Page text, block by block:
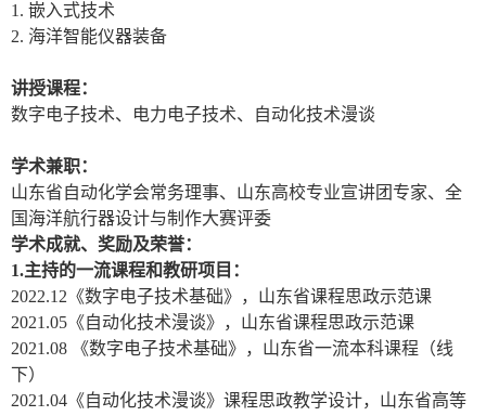
1. 嵌入式技术
2. 海洋智能仪器装备
讲授课程：
数字电子技术、电力电子技术、自动化技术漫谈
学术兼职：
山东省自动化学会常务理事、山东高校专业宣讲团专家、全
国海洋航行器设计与制作大赛评委
学术成就、奖励及荣誉：
1.主持的一流课程和教研项目：
2022.12 《数字电子技术基础》，山东省课程思政示范课
2021.05 《自动化技术漫谈》，山东省课程思政示范课
2021.08
《数字电子技术基础》，山东省一流本科课程（线
下）
2021.04 《自动化技术漫谈》课程思政教学设计，山东省高等